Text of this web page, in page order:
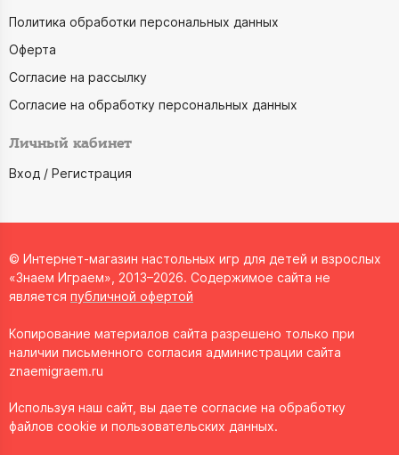
Политика обработки персональных данных
Оферта
Согласие на рассылку
Согласие на обработку персональных данных
Личный кабинет
Вход / Регистрация
© Интернет-магазин настольных игр для детей и взрослых
«Знаем Играем», 2013–2026. Содержимое сайта не
является публичной офертой
Копирование материалов сайта разрешено только при
наличии письменного согласия администрации сайта
znaemigraem.ru
Используя наш сайт, вы даете согласие на обработку
файлов cookie и пользовательских данных.